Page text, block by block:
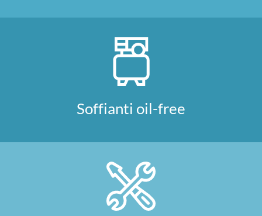
Soffianti oil-free